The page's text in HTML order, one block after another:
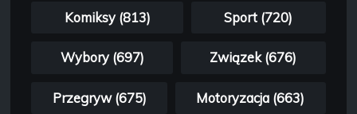
Komiksy (813) Sport (720)
Wybory (697) Związek (676)
Przegryw (675) Motoryzacja (663)